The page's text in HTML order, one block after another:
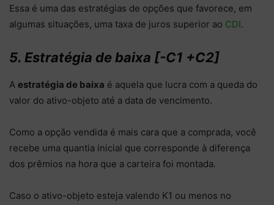
Essa é uma das estratégias de opções que favorece, em
algumas situações, uma taxa de juros superior ao CDI.
5. Estratégia de baixa [-C1 +C2]
A estratégia de baixa é aquela que lucra com a queda do
valor do ativo-objeto até a data de vencimento.
Como a opção vendida é mais cara que a comprada, você
recebe uma quantia inicial que corresponde à diferença
dos prêmios na hora que a carteira foi montada.
Caso o ativo-objeto esteja valendo K1 ou menos no